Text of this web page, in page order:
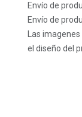
Envío de
Envío de
Las
el diseño del